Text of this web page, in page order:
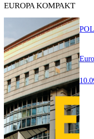
EUROPA KOMPAKT